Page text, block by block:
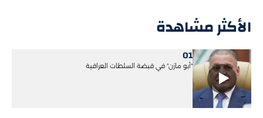
الأكثر مشاهدة
01
"أبو مازن" في قبضة السلطات العراقية